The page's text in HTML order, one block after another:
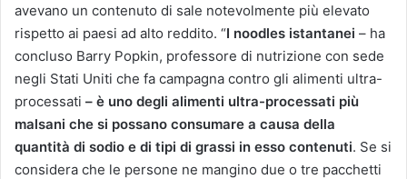
avevano un contenuto di sale notevolmente più elevato
rispetto ai paesi ad alto reddito. “I noodles istantanei – ha
concluso Barry Popkin, professore di nutrizione con sede
negli Stati Uniti che fa campagna contro gli alimenti ultra-
processati – è uno degli alimenti ultra-processati più
malsani che si possano consumare a causa della
quantità di sodio e di tipi di grassi in esso contenuti. Se si
considera che le persone ne mangino due o tre pacchetti